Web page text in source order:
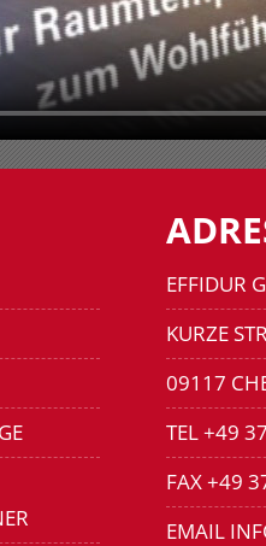
EFFIDUR
KURZE
09117
TEL +49
FAX +49
EMAIL